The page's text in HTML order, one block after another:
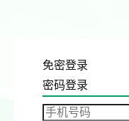
免密登录
密码登录